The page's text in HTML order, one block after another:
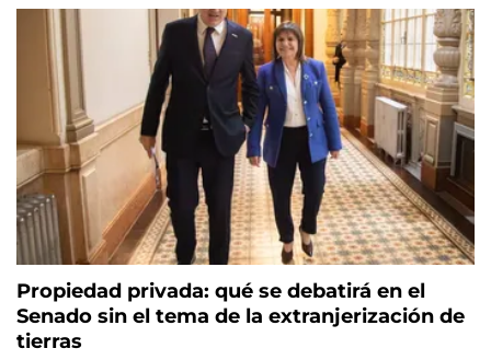
Propiedad privada: qué se debatirá en el
Senado sin el tema de la extranjerización de
tierras